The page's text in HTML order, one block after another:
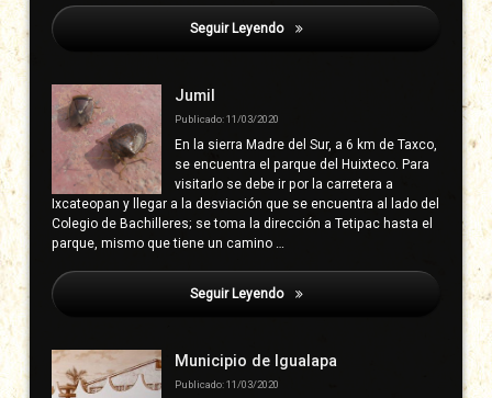
Seguir Leyendo Mayo Ventura, Baloy
Jumil
Publicado: 11/03/2020
En la sierra Madre del Sur, a 6 km de Taxco,
se encuentra el parque del Huixteco. Para
visitarlo se debe ir por la carretera a
Ixcateopan y llegar a la desviación que se encuentra al lado del
Colegio de Bachilleres; se toma la dirección a Tetipac hasta el
parque, mismo que tiene un camino …
Seguir Leyendo Mayo Ventura, Baloy
Municipio de Igualapa
Publicado: 11/03/2020